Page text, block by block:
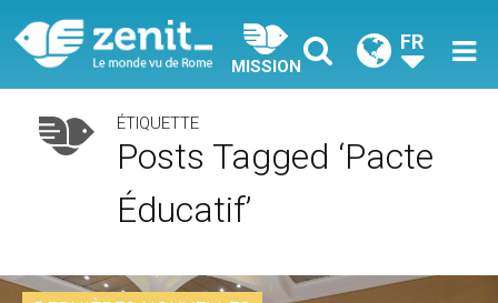
MISSION
FR
ÉTIQUETTE
Posts Tagged ‘pacte
Éducatif’